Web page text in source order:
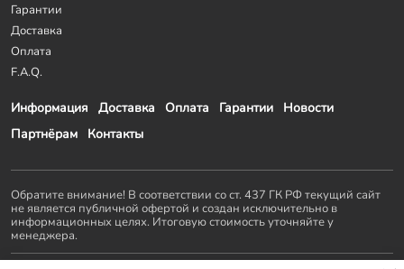
Информация Доставка Оплата Гарантии
Новости
Партнёрам
Контакты
Гарантии
Доставка
Оплата
F.A.Q.
Обратите внимание! В соответствии со ст. 437 ГК РФ текущий сайт
не является публичной офертой и создан исключительно в
информационных целях. Итоговую стоимость уточняйте у
менеджера.